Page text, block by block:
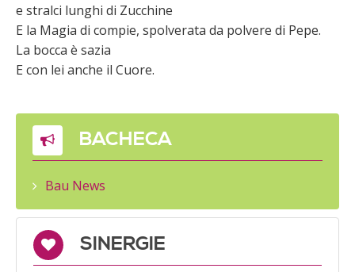
e stralci lunghi di Zucchine
E la Magia di compie, spolverata da polvere di Pepe.
La bocca è sazia
E con lei anche il Cuore.
BACHECA
Bau News
SINERGIE